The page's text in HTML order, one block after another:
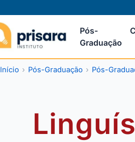
Pós-
Graduação
Início Pós-Graduação Pós-